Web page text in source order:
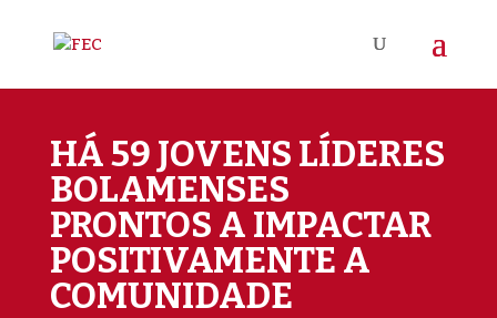
HÁ 59 JOVENS LÍDERES
BOLAMENSES
PRONTOS A IMPACTAR
POSITIVAMENTE A
COMUNIDADE